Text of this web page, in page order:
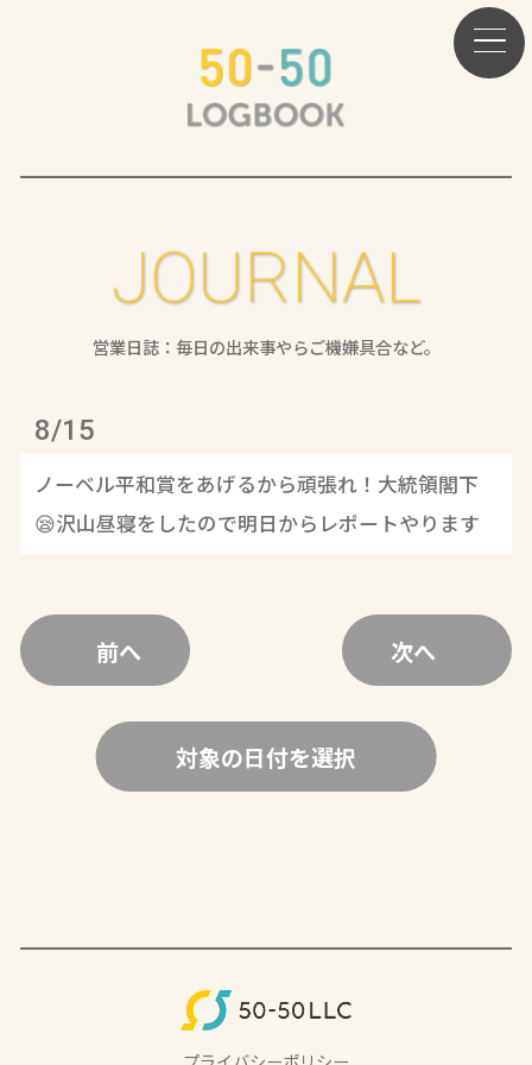
JOURNAL
営業日誌：毎日の出来事やらご機嫌具合など。
8/15
ノーベル平和賞をあげるから頑張れ！大統領閣下
😪沢山昼寝をしたので明日からレポートやります
前へ 次へ
対象の日付を選択